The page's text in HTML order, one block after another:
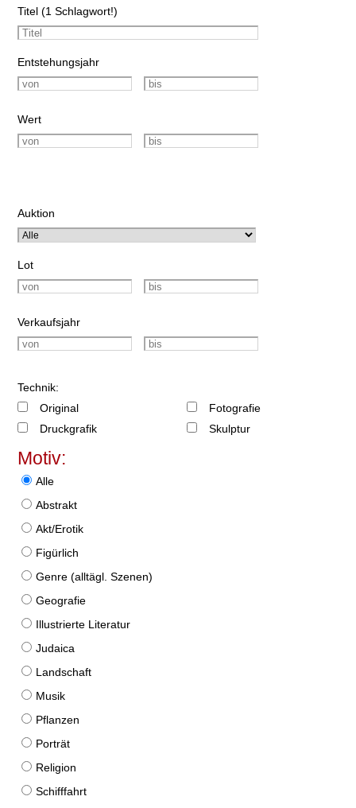
Titel (1 Schlagwort!)
Entstehungsjahr
Wert
Auktion
Lot
Verkaufsjahr
Technik:
Original
Druckgrafik
Fotografie
Skulptur
Motiv:
Alle
Abstrakt
Akt/Erotik
Figürlich
Genre (alltägl. Szenen)
Geografie
Illustrierte Literatur
Judaica
Landschaft
Musik
Pflanzen
Porträt
Religion
Schifffahrt